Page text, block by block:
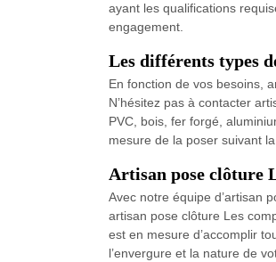
ayant les qualifications
engagement.
Les différents types
En fonction de vos besoins,
N’hésitez pas à contacter
PVC, bois, fer forgé,
mesure de la poser suivant
Artisan pose clôture
Avec notre équipe d’artisan
artisan pose clôture Les
est en mesure d’accomplir
l’envergure et la nature de